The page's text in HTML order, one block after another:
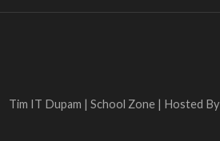
Tim IT Dupam | School Zone | Hosted By